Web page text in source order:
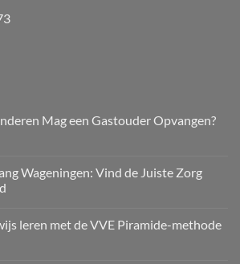
Mag een Gastouder Opvangen?
Wageningen: Vind de Juiste Zorg
leren met de VVE Piramide-methode